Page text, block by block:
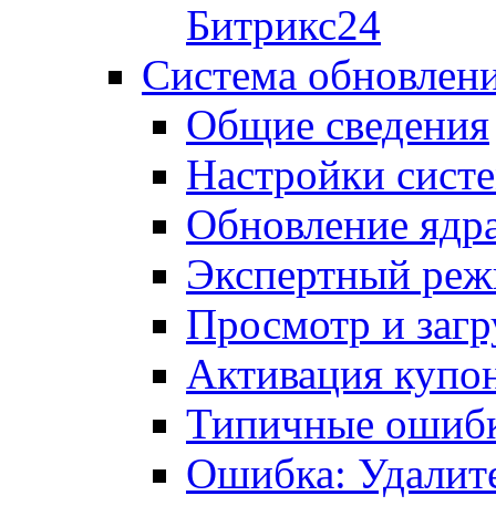
Битрикс24
Система
Общие сведения
Настройки
Обновление
Экспертный
Просмотр и
Активация
Типичные
Ошибка: